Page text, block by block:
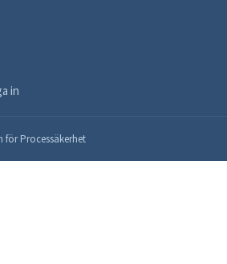
in
för Processäkerhet